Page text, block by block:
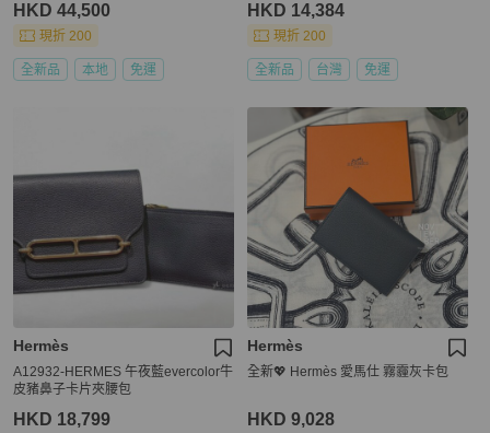
HKD 44,500
現折 200
全新品 本地 免運
HKD 14,384
現折 200
全新品 台灣 免運
Hermès
A12932-HERMES 午夜藍evercolor牛
皮豬鼻子卡片夾腰包
HKD 18,799
Hermès
全新💖 Hermès 愛馬仕 霧霾灰卡包
HKD 9,028